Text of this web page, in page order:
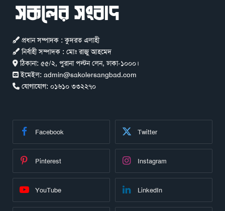
প্রধান সম্পাদক : কুদরত এলাহী
নির্বাহী সম্পাদক : মোঃ রাজু আহমেদ
ঠিকানা: ৫৫/২, পুরানা পল্টন লেন, ঢাকা-১০০০।
ইমেইল: admin@sakolersangbad.com
যোগাযোগ: ০১৬১০ ৩৩২২৭০
Facebook Twitter
Pinterest Instagram
YouTube LinkedIn